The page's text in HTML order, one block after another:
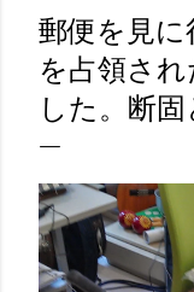
郵便を見
を占領さ
した。断